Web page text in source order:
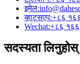
इमेल:
व्हाट्सएप:+८६
Wechat:+८६
सदस्यता लिनुहोस्